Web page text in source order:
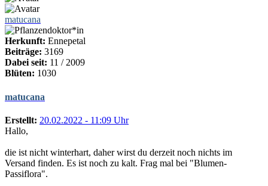
matucana
Herkunft: Ennepetal
Beiträge: 3169
Dabei seit: 11 / 2009
Blüten: 1030
matucana
Erstellt: 20.02.2022 - 11:09 Uhr
Hallo,
die ist nicht winterhart, daher wirst du derzeit noch nichts im
Versand finden. Es ist noch zu kalt. Frag mal bei "Blumen-
Passiflora".